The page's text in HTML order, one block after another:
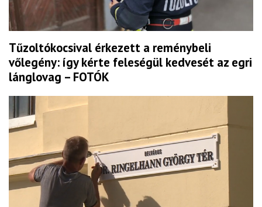
Tűzoltókocsival érkezett a reménybeli
vőlegény: így kérte feleségül kedvesét az egri
lánglovag – FOTÓK